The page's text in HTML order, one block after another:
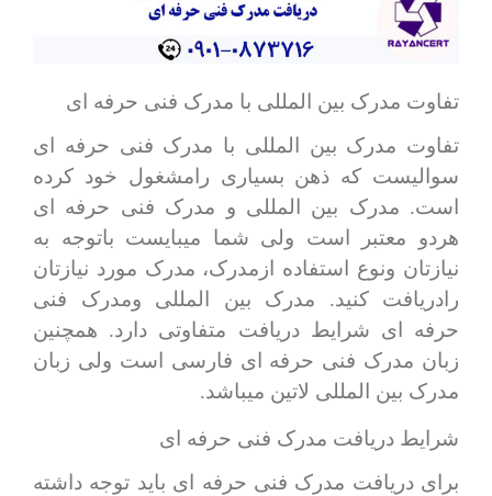
تفاوت مدرک بین المللی با مدرک فنی حرفه ای
تفاوت مدرک بین المللی با مدرک فنی حرفه ای
سوالیست که ذهن بسیاری رامشغول خود کرده
است. مدرک بین المللی و مدرک فنی حرفه ای
هردو معتبر است ولی شما میبایست باتوجه به
نیازتان ونوع استفاده ازمدرک، مدرک مورد نیازتان
رادریافت کنید. مدرک بین المللی ومدرک فنی
حرفه ای شرایط دریافت متفاوتی دارد. همچنین
زبان مدرک فنی حرفه ای فارسی است ولی زبان
مدرک بین المللی لاتین میباشد.
شرایط دریافت مدرک فنی حرفه ای
برای دریافت مدرک فنی حرفه ای باید توجه داشته